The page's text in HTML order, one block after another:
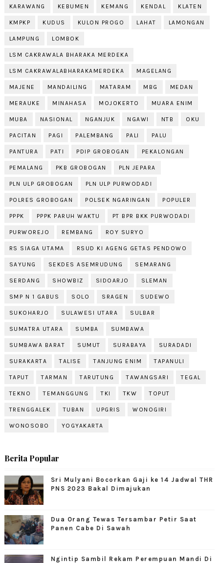
KARAWANG KEBUMEN KEMANG KENDAL KLATEN
KMPKP KUDUS KULON PROGO LAHAT LAMONGAN
LAMPUNG LOMBOK
LSM CAKRAWALA BHARAKA MERDEKA
LSM CAKRAWALABHARAKAMERDEKA MAGELANG
MAJENE MANDAILING MATARAM MBG MEDAN
MERAUKE MINAHASA MOJOKERTO MUARA ENIM
MUBA NASIONAL NGANJUK NGAWI NTB OKU
PACITAN PAGI PALEMBANG PALI PALU
PANTURA PATI PDIP GROBOGAN PEKALONGAN
PEMALANG PKB GROBOGAN PLN JEPARA
PLN ULP GROBOGAN PLN ULP PURWODADI
POLRES GROBOGAN POLSEK NGARINGAN POPULER
PPPK PPPK PARUH WAKTU PT BPR BKK PURWODADI
PURWOREJO REMBANG ROY SURYO
RS SIAGA UTAMA RSUD KI AGENG GETAS PENDOWO
SAYUNG SEKDES ASEMRUDUNG SEMARANG
SERDANG SHOWBIZ SIDOARJO SLEMAN
SMP N 1 GABUS SOLO SRAGEN SUDEWO
SUKOHARJO SULAWESI UTARA SULBAR
SUMATRA UTARA SUMBA SUMBAWA
SUMBAWA BARAT SUMUT SURABAYA SURADADI
SURAKARTA TALISE TANJUNG ENIM TAPANULI
TAPUT TARMAN TARUTUNG TAWANGSARI TEGAL
TEKNO TEMANGGUNG TKI TKW TOPUT
TRENGGALEK TUBAN UPGRIS WONOGIRI
WONOSOBO YOGYAKARTA
Berita Popular
Sri Mulyani Bocorkan Gaji ke 14 Jadwal THR
PNS 2023 Bakal Dimajukan
Dua Orang Tewas Tersambar Petir Saat
Panen Cabe Di Sawah
Ngintip Sambil Rekam Perempuan Mandi Di